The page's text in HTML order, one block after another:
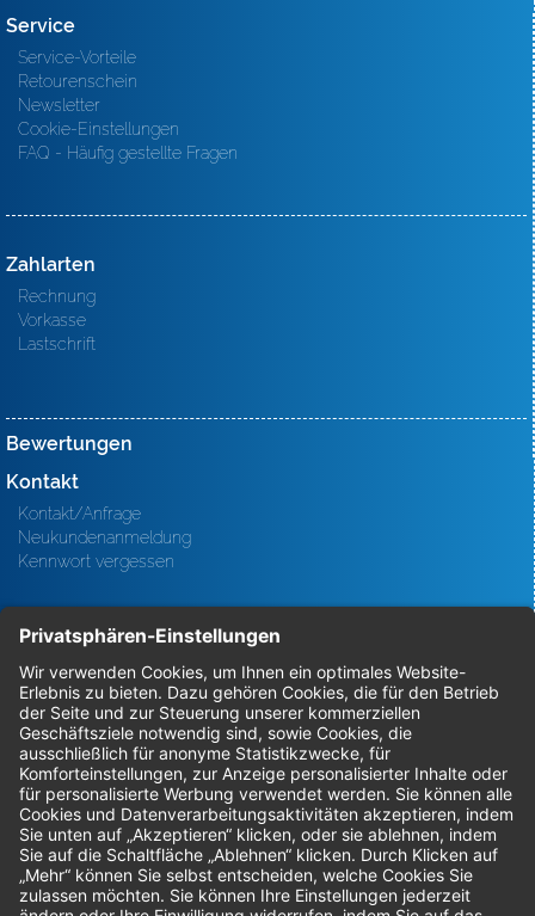
Service
Service-Vorteile
Retourenschein
Newsletter
Cookie-Einstellungen
FAQ - Häufig gestellte Fragen
Zahlarten
Rechnung
Vorkasse
Lastschrift
Bewertungen
Kontakt
Kontakt/Anfrage
Neukundenanmeldung
Kennwort vergessen
Bestellungen
Sendung verfolgen
Geprüfter Shop